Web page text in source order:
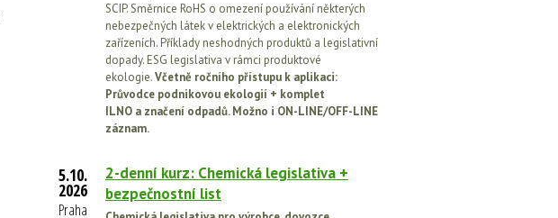
SCIP. Směrnice RoHS o omezení používání některých
nebezpečných látek v elektrických a elektronických
zařízeních. Příklady neshodných produktů a legislativní
dopady. ESG legislativa v rámci produktové
ekologie.Včetně ročního přístupu k aplikaci:
Průvodce podnikovou ekologií + komplet
ILNO a značení odpadů. Možno i ON-LINE/OFF-LINE
záznam.
5.10.
2026
Praha
2-denní kurz: Chemická legislativa +
bezpečnostní list